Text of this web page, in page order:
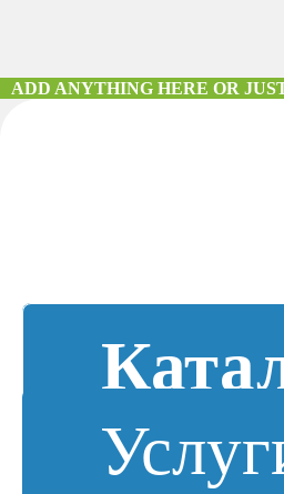
ADD ANYTHING HERE OR